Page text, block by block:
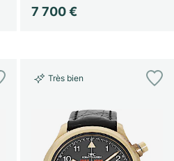
7 700 €
Très bien